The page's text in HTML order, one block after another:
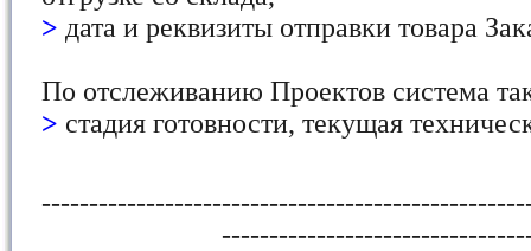
> дата и реквизиты отправки товара
По отслеживанию Проектов система
> стадия готовности, текущая